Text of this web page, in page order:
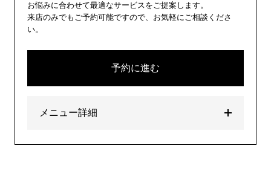
お悩みに合わせて最適なサービスをご提案します。
来店のみでもご予約可能ですので、お気軽にご相談くださ
い。
予約に進む
メニュー詳細